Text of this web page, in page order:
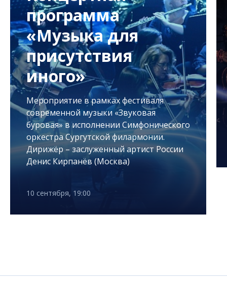
программа
«Музыка для
присутствия
иного»
Мероприятие в рамках фестиваля
современной музыки «Звуковая
буровая» в исполнении Симфонического
оркестра Сургутской филармонии.
Дирижёр – заслуженный артист России
Денис Кирпанёв (Москва)
10 сентября, 19:00